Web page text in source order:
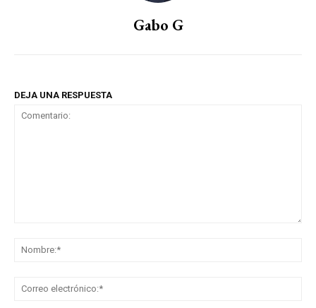
Gabo G
DEJA UNA RESPUESTA